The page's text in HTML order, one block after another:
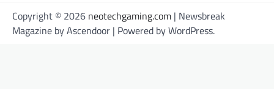
Copyright © 2026 neotechgaming.com | Newsbreak
Magazine byAscendoor | Powered byWordPress.